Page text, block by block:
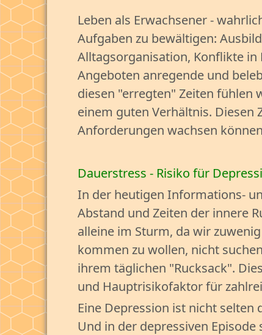
Leben als Erwachsener -
Aufgaben zu bewältigen:
Alltagsorganisation, Konflikte in
Angeboten anregende und
diesen "erregten" Zeiten fühlen
einem guten Verhältnis. Diesen
Anforderungen wachsen
Dauerstress - Risiko für
In der heutigen Informations-
Abstand und Zeiten der innere
alleine im Sturm, da wir
kommen zu wollen, nicht
ihrem täglichen "Rucksack".
und Hauptrisikofaktor für
Eine Depression ist nicht
Und in der depressiven